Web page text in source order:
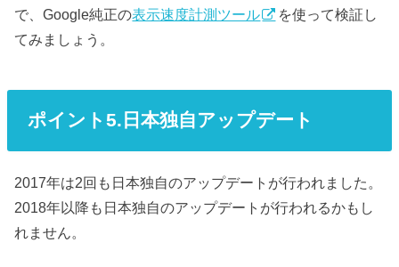
で、Google純正の表示速度計測ツール
を使って検証し
てみましょう。
ポイント5.日本独自アップデート
2017年は2回も日本独自のアップデートが行われました。
2018年以降も日本独自のアップデートが行われるかもし
れません。